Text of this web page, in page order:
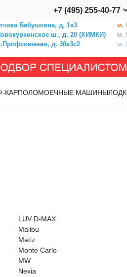
+7 (495) 255-40-77
Бабушкина, д. 1к3 м.
ш., д. 20 (ХИМКИ) м.
д. 30к3с2 м.
КАРПОЛОМОЕЧНЫЕ МАШИНЫ
LUV D-MAX
Malibu
Matiz
Monte Carlo
MW
Nexia